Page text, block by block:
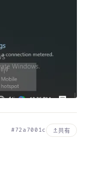
#72a7001c 共有